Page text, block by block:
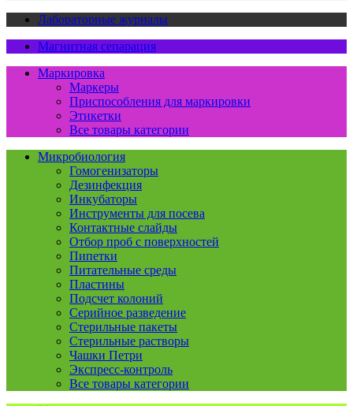
Лабораторные журналы
Магнитная сепарация
Маркировка
Маркеры
Приспособления для маркировки
Этикетки
Все товары категории
Микробиология
Гомогенизаторы
Дезинфекция
Инкубаторы
Инструменты для посева
Контактные слайды
Отбор проб с поверхностей
Пипетки
Питательные среды
Пластины
Подсчет колоний
Серийное разведение
Стерильные пакеты
Стерильные растворы
Чашки Петри
Экспресс-контроль
Все товары категории